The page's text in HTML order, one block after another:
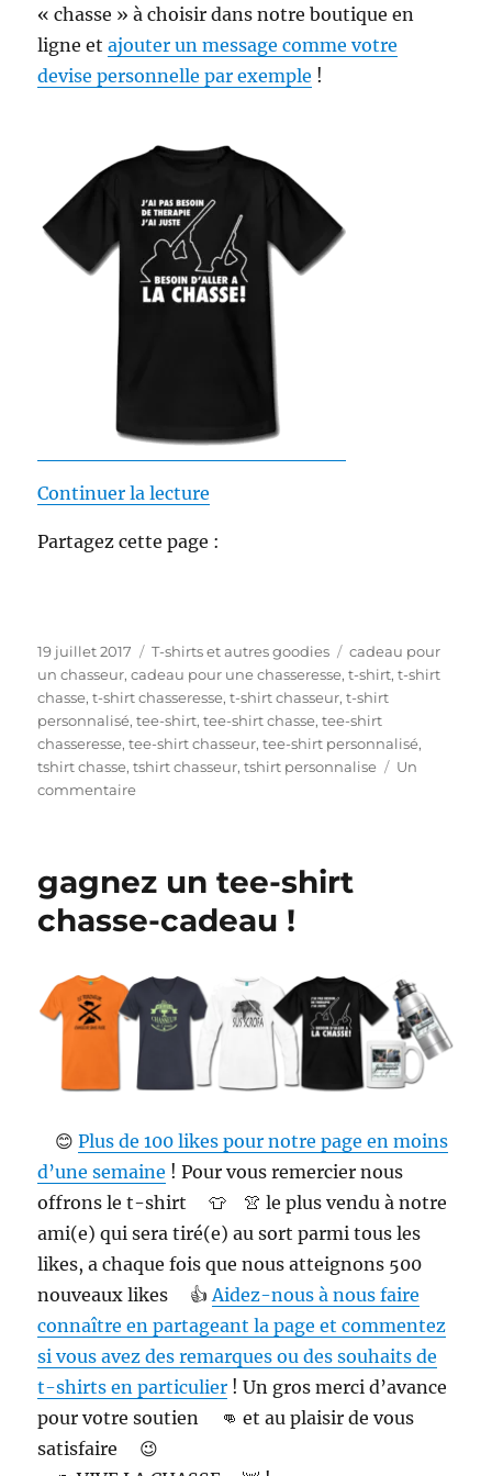
« chasse » à choisir dans notre boutique en
ligne etajouter un message comme votre
devise personnelle par exemple !
Continuer la lecture
Partagez cette page :
P
u
b
l
i
é
l
19 juillet 2017
C
a
t
é
g
o
T-shirts et autres goodies
É
t
i
q
u
e
cadeau pour
un chasseur,cadeau pour une chasseresse,t-shirt,t-shirt
chasse,t-shirt chasseresse,t-shirt chasseur,t-shirt
personnalisé,tee-shirt,tee-shirt chasse,tee-shirt
chasseresse,tee-shirt chasseur,tee-shirt personnalisé,
tshirt chasse,tshirt chasseur,tshirt personnalise
Un
commentaires
e
s
a
l
i
s
z
v
o
s
v
t
e
m
e
n
t
s
e
gagnez un tee-shirt
chasse-cadeau !
😊 Plus de 100 likes pour notre page en moins
d’une semaine ! Pour vous remercier nous
offrons le t-shirt
👕 👚 le plus vendu à notre
ami(e) qui sera tiré(e) au sort parmi tous les
likes, a chaque fois que nous atteignons 500
nouveaux likes
👍 Aidez-nous à nous faire
connaître en partageant la page et commentez
si vous avez des remarques ou des souhaits de
t-shirts en particulier ! Un gros merci d’avance
pour votre soutien
👊 et au plaisir de vous
satisfaire
😉